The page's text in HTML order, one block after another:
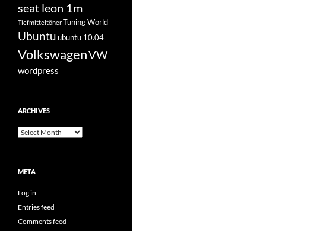
seat leon 1m
TiefmitteltönerTuning World
Ubuntuubuntu 10.04
VolkswagenVW
wordpress
ARCHIVES
Archives
META
Log in
Entries feed
Comments feed